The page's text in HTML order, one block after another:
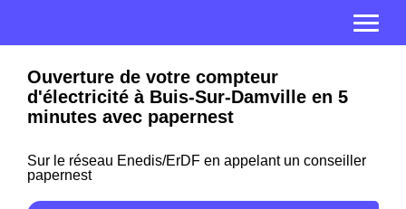
Ouverture de votre compteur
d'électricité à Buis-Sur-Damville en 5
minutes avec papernest
Sur le réseau Enedis/ErDF en appelant un conseiller
papernest